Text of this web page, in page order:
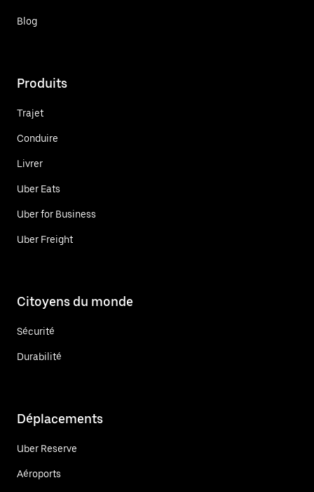
Blog
Produits
Trajet
Conduire
Livrer
Uber Eats
Uber for Business
Uber Freight
Citoyens du monde
Sécurité
Durabilité
Déplacements
Uber Reserve
Aéroports